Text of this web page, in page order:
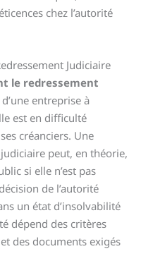
chez l’autorité
Judiciaire
le redressement
entreprise à
est en difficulté
créanciers. Une
peut, en théorie,
si elle n’est pas
de l’autorité
un état d’insolvabilité
dépend des critères
des documents exigés